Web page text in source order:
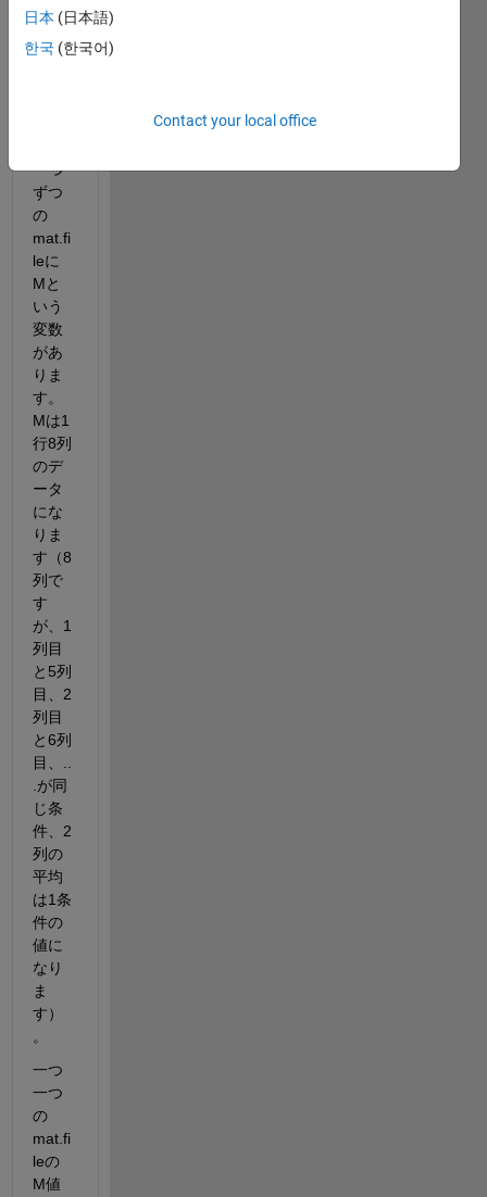
ま
AとB
一つ
ずつ
の
mat.fi
leに
Mと
いう
変数
があ
りま
す。
Mは1
行8列
のデ
ータ
にな
りま
す（8
列で
す
が、1
列目
と5列
目、2
列目
と6列
目、..
.が同
じ条
件、2
列の
平均
は1条
件の
値に
なり
ま
す）
。
一つ
一つ
の
mat.fi
leの
M値
日本 (日本語)
한국 (한국어)
Contact your local office